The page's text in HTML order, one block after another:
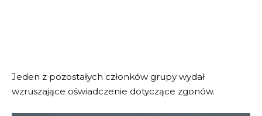
Jeden z pozostałych członków grupy wydał
wzruszające oświadczenie dotyczące zgonów.